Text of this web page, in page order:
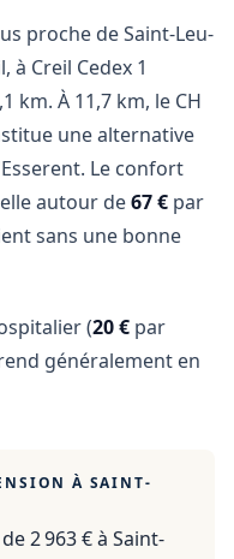
proche de Saint-Leu-
à Creil Cedex 1
km. À 11,7 km, le CH
une alternative
Le confort
autour de67 € par
sans une bonne
(20 € par
généralement en
À SAINT-
2 963 €à Saint-